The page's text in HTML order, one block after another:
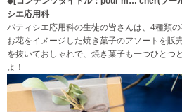
シエ応用科
パティシエ応用科の生徒の皆さんは、4種類
お花をイメージした焼き菓子のアソートを販
を抜いておしゃれで、焼き菓子も一つひとつ
よ！